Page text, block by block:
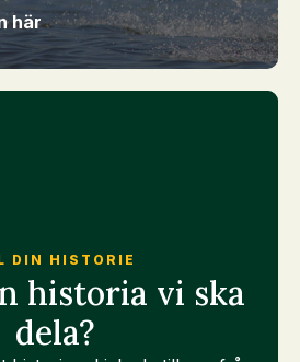
här
DIN HISTORIE
historia vi ska
dela?